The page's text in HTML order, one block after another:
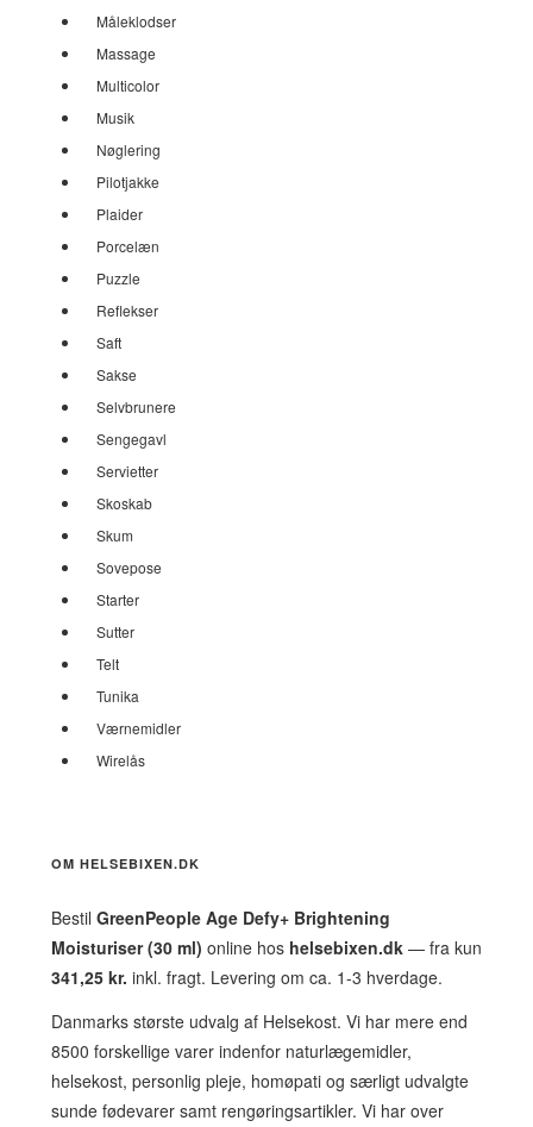
Måleklodser
Massage
Multicolor
Musik
Nøglering
Pilotjakke
Plaider
Porcelæn
Puzzle
Reflekser
Saft
Sakse
Selvbrunere
Sengegavl
Servietter
Skoskab
Skum
Sovepose
Starter
Sutter
Telt
Tunika
Værnemidler
Wirelås
OM HELSEBIXEN.DK
Bestil GreenPeople Age Defy+ Brightening
Moisturiser (30 ml) online hos helsebixen.dk — fra kun
341,25 kr. inkl. fragt. Levering om ca. 1-3 hverdage.
Danmarks største udvalg af Helsekost. Vi har mere end
8500 forskellige varer indenfor naturlægemidler,
helsekost, personlig pleje, homøpati og særligt udvalgte
sunde fødevarer samt rengøringsartikler. Vi har over